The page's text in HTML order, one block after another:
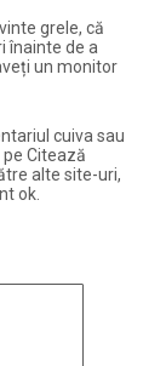
grele, că
înainte de a
un monitor
cuiva sau
Citează
alte site-uri,
ok.